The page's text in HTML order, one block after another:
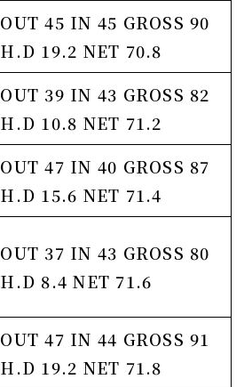
OUT 45 IN 45 GROSS 90
H.D 19.2 NET 70.8
OUT 39 IN 43 GROSS 82
H.D 10.8 NET 71.2
OUT 47 IN 40 GROSS 87
H.D 15.6 NET 71.4
OUT 37 IN 43 GROSS 80
H.D 8.4 NET 71.6
OUT 47 IN 44 GROSS 91
H.D 19.2 NET 71.8